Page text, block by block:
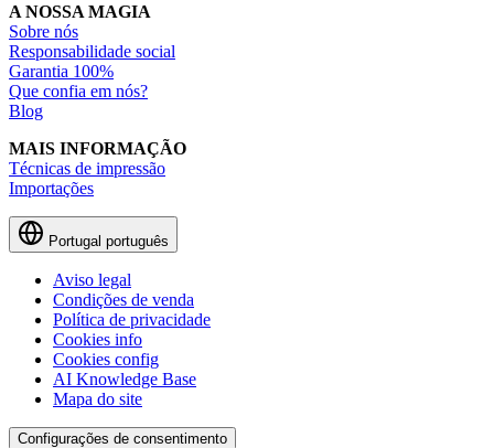
A NOSSA MAGIA
Sobre nós
Responsabilidade social
Garantia 100%
Que confia em nós?
Blog
MAIS INFORMAÇÃO
Técnicas de impressão
Importações
Portugal português
Aviso legal
Condições de venda
Política de privacidade
Cookies info
Cookies config
AI Knowledge Base
Mapa do site
Configurações de consentimento